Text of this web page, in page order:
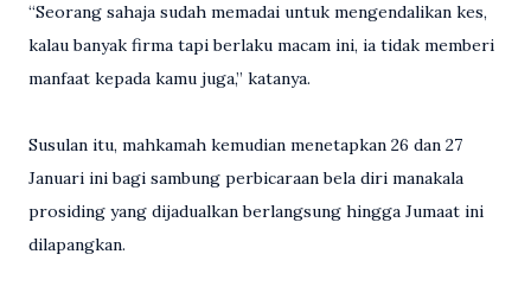
“Seorang sahaja sudah memadai untuk mengendalikan kes,
kalau banyak firma tapi berlaku macam ini, ia tidak memberi
manfaat kepada kamu juga,” katanya.
Susulan itu, mahkamah kemudian menetapkan 26 dan 27
Januari ini bagi sambung perbicaraan bela diri manakala
prosiding yang dijadualkan berlangsung hingga Jumaat ini
dilapangkan.